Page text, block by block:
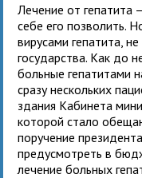
Лечение от гепатита
себе его позволить.
вирусами гепатита,
государства. Как до
больные гепатитами
сразу нескольких
здания Кабинета
которой стало
поручение
предусмотреть в
лечение больных